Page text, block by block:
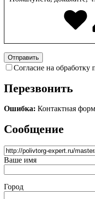
Согласие на
Перезвонить
Ошибка: Контактная
Сообщение
Ваше имя
Город